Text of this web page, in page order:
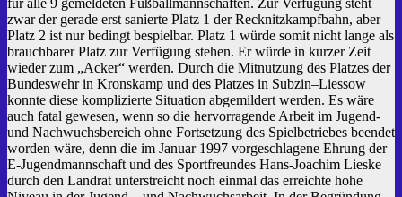
für alle 9 gemeldeten Fußballmannschaften. Zur Verfügung steht
zwar der gerade erst sanierte Platz 1 der Recknitzkampfbahn, aber
Platz 2 ist nur bedingt bespielbar. Platz 1 würde somit nicht lange als
brauchbarer Platz zur Verfügung stehen. Er würde in kurzer Zeit
wieder zum „Acker“ werden. Durch die Mitnutzung des Platzes der
Bundeswehr in Kronskamp und des Platzes in Subzin–Liessow
konnte diese komplizierte Situation abgemildert werden. Es wäre
auch fatal gewesen, wenn so die hervorragende Arbeit im Jugend-
und Nachwuchsbereich ohne Fortsetzung des Spielbetriebes beendet
worden wäre, denn die im Januar 1997 vorgeschlagene Ehrung der
E-Jugendmannschaft und des Sportfreundes Hans-Joachim Lieske
durch den Landrat unterstreicht noch einmal das erreichte hohe